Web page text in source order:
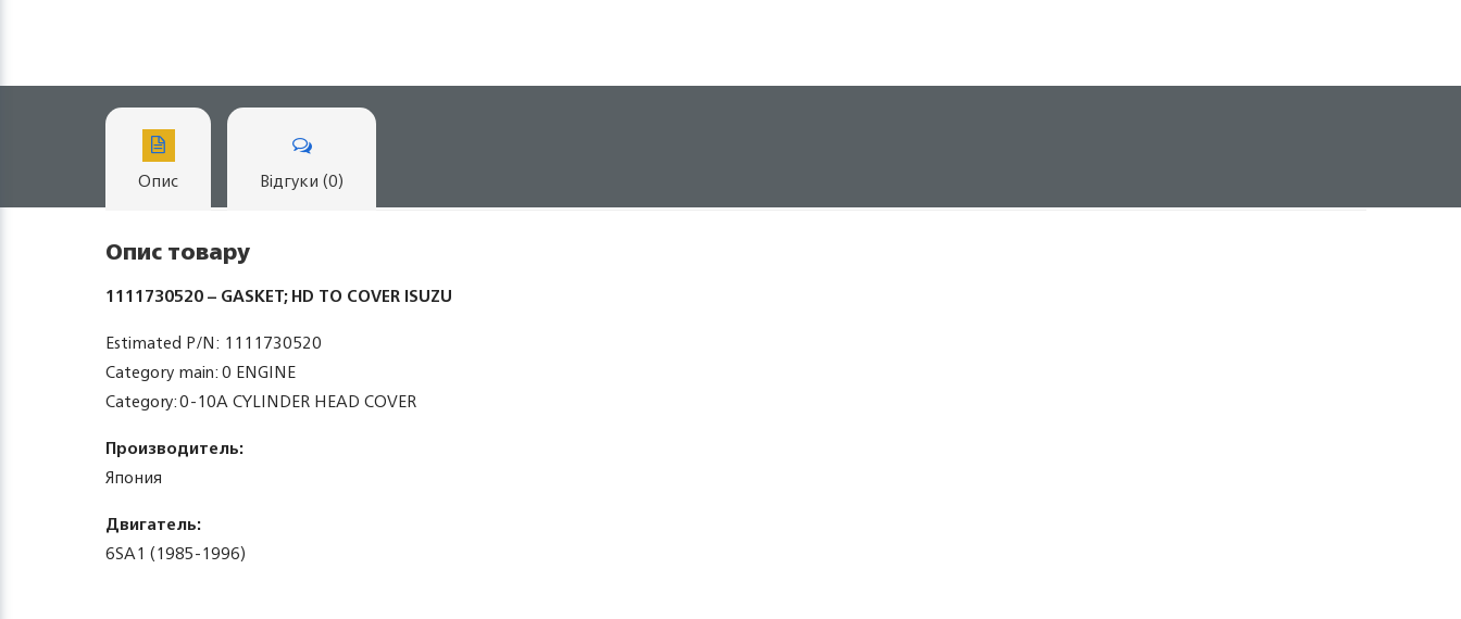
Опис Відгуки (0)
Опис товару
1111730520 – GASKET; HD TO COVER ISUZU
Estimated P/N: 1111730520
Category main: 0 ENGINE
Category: 0-10A CYLINDER HEAD COVER
Производитель:
Япония
Двигатель:
6SA1 (1985-1996)